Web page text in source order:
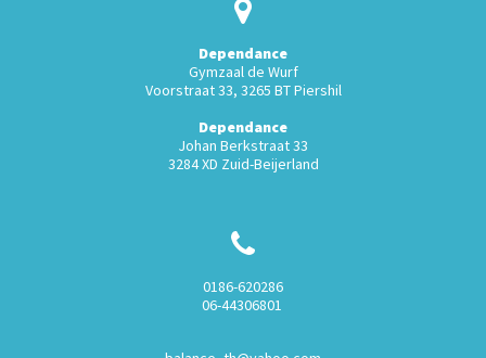
Dependance
Gymzaal de Wurf
Voorstraat 33, 3265 BT Piershil
Dependance
Johan Berkstraat 33
3284 XD Zuid-Beijerland
0186-620286
06-44306801